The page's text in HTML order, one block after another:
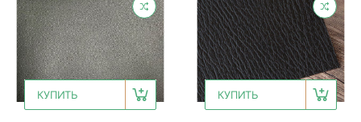
КУПИТЬ КУПИТЬ